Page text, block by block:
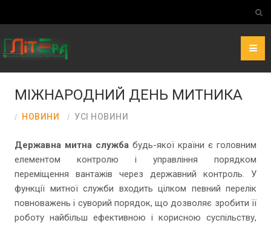
МІЖНАРОДНИЙ ДЕНЬ МИТНИКА
НОВИНИ УСІ НОВИНИ
Державна митна служба будь-якої країни є головним
елементом контролю і управління порядком
переміщення вантажів через державний контроль. У
функції митної служби входить цілком певний перелік
повноважень і суворий порядок, що дозволяє зробити її
роботу найбільш ефективною і корисною суспільству,